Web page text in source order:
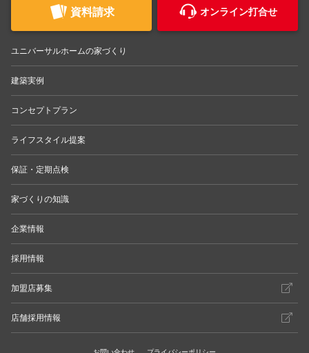
資料請求 オンライン打合せ
ユニバーサルホームの家づくり
建築実例
コンセプトプラン
ライフスタイル提案
保証・定期点検
家づくりの知識
企業情報
採用情報
加盟店募集
店舗採用情報